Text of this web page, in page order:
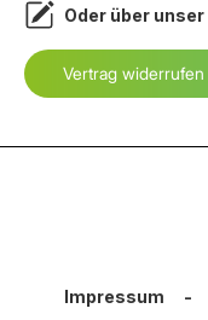
Oder über unser
Vertrag widerrufen
Impressum -